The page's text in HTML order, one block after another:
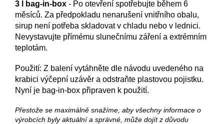
3 l bag-in-box - Po otevření spotřebujte během 6
měsíců. Za předpokladu nenarušení vnitřního obalu,
sirup není potřeba skladovat v chladu nebo v lednici.
Nevystavujte přímému slunečnímu záření a extrémním
teplotám.
Použití: Z balení vytáhněte dle návodu uvedeného na
krabici výčepní uzávěr a odstraňte plastovou pojistku.
Nyní je bag-in-box připraven k použití.
Přestože se maximálně snažíme, aby všechny informace o
výrobcích byly aktuální a správné, může dojít z důvodu